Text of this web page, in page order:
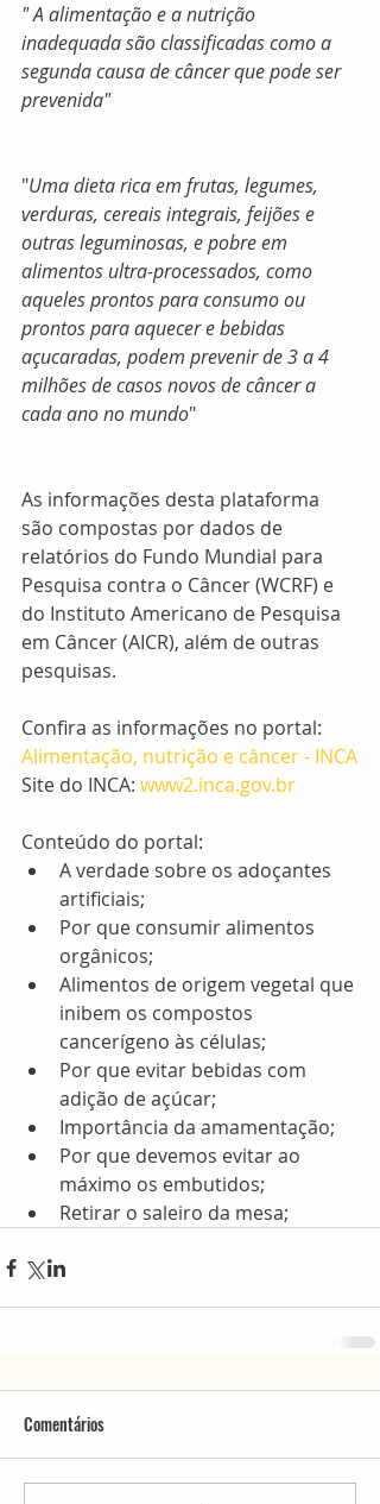
" A alimentação e a nutrição
inadequada são classificadas como a
segunda causa de câncer que pode ser
prevenida"
"Uma dieta rica em frutas, legumes,
verduras, cereais integrais, feijões e
outras leguminosas, e pobre em
alimentos ultra-processados, como
aqueles prontos para consumo ou
prontos para aquecer e bebidas
açucaradas, podem prevenir de 3 a 4
milhões de casos novos de câncer a
cada ano no mundo"
As informações desta plataforma
são compostas por dados de
relatórios do Fundo Mundial para
Pesquisa contra o Câncer (WCRF) e
do Instituto Americano de Pesquisa
em Câncer (AICR), além de outras
pesquisas.
Confira as informações no portal:
Alimentação, nutrição e câncer - INCA
Site do INCA: www2.inca.gov.br
Conteúdo do portal:
A verdade sobre os adoçantes
artificiais;
Por que consumir alimentos
orgânicos;
Alimentos de origem vegetal que
inibem os compostos
cancerígeno às células;
Por que evitar bebidas com
adição de açúcar;
Importância da amamentação;
Por que devemos evitar ao
máximo os embutidos;
Retirar o saleiro da mesa;
Comentários